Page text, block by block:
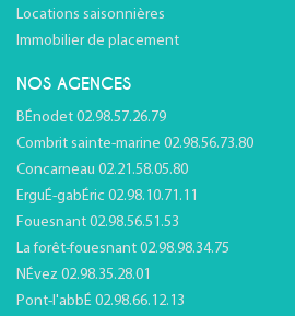
Locations saisonnières
Immobilier de placement
NOS AGENCES
BÉnodet 02.98.57.26.79
Combrit sainte-marine 02.98.56.73.80
Concarneau 02.21.58.05.80
ErguÉ-gabÉric 02.98.10.71.11
Fouesnant 02.98.56.51.53
La forêt-fouesnant 02.98.98.34.75
NÉvez 02.98.35.28.01
Pont-l'abbÉ 02.98.66.12.13